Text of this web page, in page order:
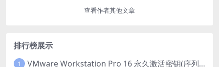
查看作者其他文章
排行榜展示
1 VMware Workstation Pro 16 永久激活密钥(序列号)